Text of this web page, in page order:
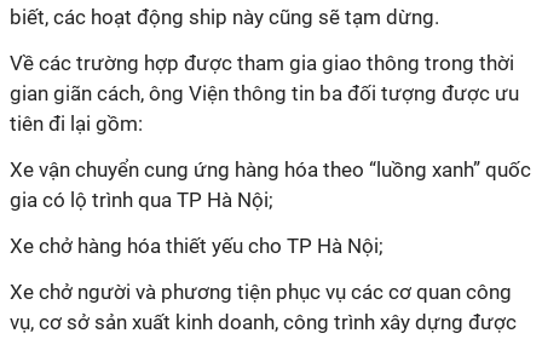
biết, các hoạt động ship này cũng sẽ tạm dừng.
Về các trường hợp được tham gia giao thông trong thời
gian giãn cách, ông Viện thông tin ba đối tượng được ưu
tiên đi lại gồm:
Xe vận chuyển cung ứng hàng hóa theo “luồng xanh” quốc
gia có lộ trình qua TP Hà Nội;
Xe chở hàng hóa thiết yếu cho TP Hà Nội;
Xe chở người và phương tiện phục vụ các cơ quan công
vụ, cơ sở sản xuất kinh doanh, công trình xây dựng được